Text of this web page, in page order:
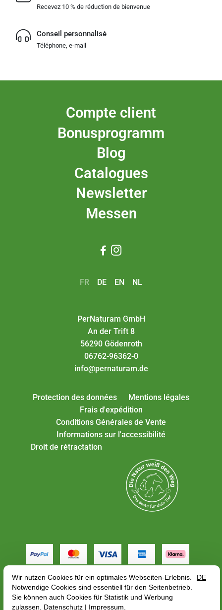
Recevez 10 % de réduction de bienvenue
Conseil personnalisé
Téléphone, e-mail
Compte client
Bonusprogramm
Blog
Catalogues
Newsletter
Messen
 
FR DE EN NL
PerNaturam GmbH
An der Trift 8
56290 Gödenroth
06762-96362-0
info@pernaturam.de
Protection des données
Mentions légales
Frais d'expédition
Conditions Générales de Vente
Informations sur l'accessibilité
Droit de rétractation
Tous les tarifs incluent la TVA plusfrais de port, en
fonction de l'adresse de livraison, le prix brut peut